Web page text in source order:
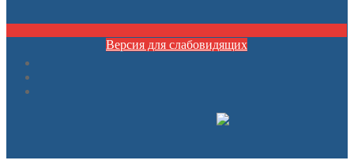
Версия для слабовидящих